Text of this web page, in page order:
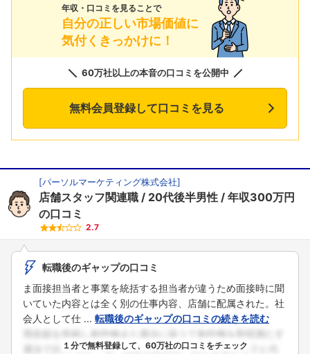
年収・口コミを見ることで
自分の正しい市場価値に
気付くきっかけに！
60万社以上の本音の口コミを公開中
無料会員登録して口コミを見る
[パーソルマーケティング株式会社]
店舗スタッフ関連職 20代後半男性
年収300万円
の口コミ
2.7
転職後のギャップの口コミ
ま面接担当者と事業を統括する担当者が違うため面接時に聞
いていた内容とは全く別の仕事内容、店舗に配属された。社
会人として仕 ... 転職後のギャップの口コミの続きを読む
１分で無料登録して、60万社の口コミをチェック